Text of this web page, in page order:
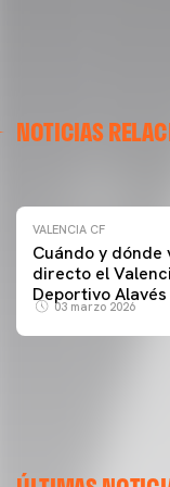
NOTICIAS
VALENCIA CF
Cuándo y dónde
directo el
Deportivo Alavés
03 marzo 2026